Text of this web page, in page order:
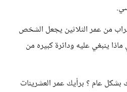
من عمر الثلاثين يجعل الشخص
ينبغي عليه ودائرة كبيره من
بشكل عام ؟ برأيك عمر العشرينات